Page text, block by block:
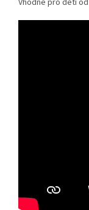
Vhodné pro děti